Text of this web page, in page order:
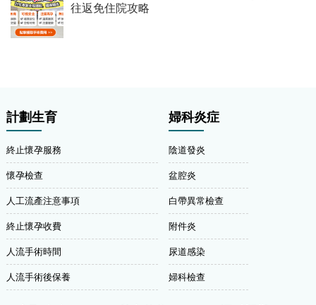
往返免住院攻略
計劃生育
終止懷孕服務
懷孕檢查
人工流產注意事項
終止懷孕收費
人流手術時間
人流手術後保養
婦科炎症
陰道發炎
盆腔炎
白帶異常檢查
附件炎
尿道感染
婦科檢查